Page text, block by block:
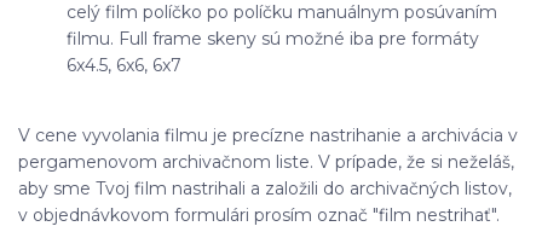
celý film políčko po políčku manuálnym posúvaním
filmu. Full frame skeny sú možné iba pre formáty
6x4.5, 6x6, 6x7
V cene vyvolania filmu je precízne nastrihanie a archivácia v
pergamenovom archivačnom liste. V prípade, že si neželáš,
aby sme Tvoj film nastrihali a založili do archivačných listov,
v objednávkovom formulári prosím označ "film nestrihať".